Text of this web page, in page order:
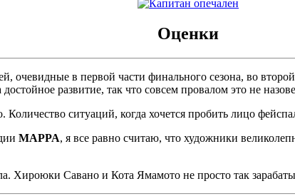
Оценки
очевидные в первой части финального сезона, во
развитие, так что совсем провалом это не
ситуаций, когда хочется пробить лицо
MAPPA, я все равно считаю, что художники
Хироюки Савано и Кота Ямамото не просто так